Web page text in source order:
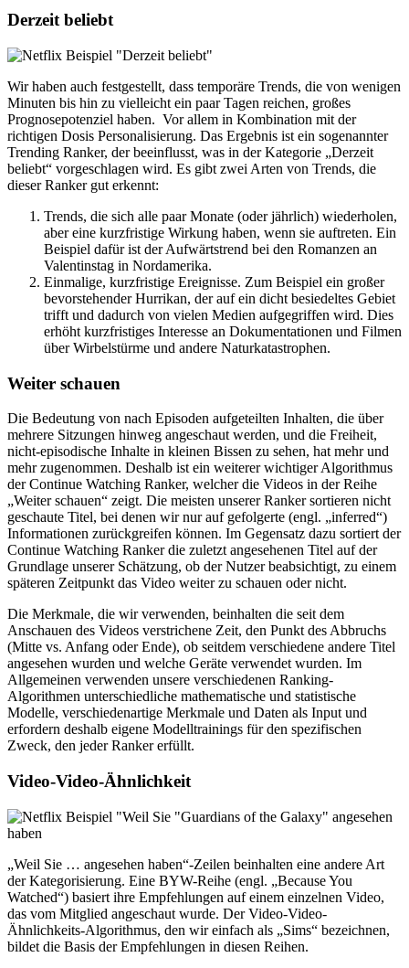
Derzeit beliebt
Wir haben auch festgestellt, dass temporäre Trends, die von wenigen
Minuten bis hin zu vielleicht ein paar Tagen reichen, großes
Prognosepotenziel haben. Vor allem in Kombination mit der
richtigen Dosis Personalisierung. Das Ergebnis ist ein sogenannter
Trending Ranker, der beeinflusst, was in der Kategorie „Derzeit
beliebt“ vorgeschlagen wird. Es gibt zwei Arten von Trends, die
dieser Ranker gut erkennt:
Trends, die sich alle paar Monate (oder jährlich) wiederholen,
aber eine kurzfristige Wirkung haben, wenn sie auftreten. Ein
Beispiel dafür ist der Aufwärtstrend bei den Romanzen an
Valentinstag in Nordamerika.
Einmalige, kurzfristige Ereignisse. Zum Beispiel ein großer
bevorstehender Hurrikan, der auf ein dicht besiedeltes Gebiet
trifft und dadurch von vielen Medien aufgegriffen wird. Dies
erhöht kurzfristiges Interesse an Dokumentationen und Filmen
über Wirbelstürme und andere Naturkatastrophen.
Weiter schauen
Die Bedeutung von nach Episoden aufgeteilten Inhalten, die über
mehrere Sitzungen hinweg angeschaut werden, und die Freiheit,
nicht-episodische Inhalte in kleinen Bissen zu sehen, hat mehr und
mehr zugenommen. Deshalb ist ein weiterer wichtiger Algorithmus
der Continue Watching Ranker, welcher die Videos in der Reihe
„Weiter schauen“ zeigt. Die meisten unserer Ranker sortieren nicht
geschaute Titel, bei denen wir nur auf gefolgerte (engl. „inferred“)
Informationen zurückgreifen können. Im Gegensatz dazu sortiert der
Continue Watching Ranker die zuletzt angesehenen Titel auf der
Grundlage unserer Schätzung, ob der Nutzer beabsichtigt, zu einem
späteren Zeitpunkt das Video weiter zu schauen oder nicht.
Die Merkmale, die wir verwenden, beinhalten die seit dem
Anschauen des Videos verstrichene Zeit, den Punkt des Abbruchs
(Mitte vs. Anfang oder Ende), ob seitdem verschiedene andere Titel
angesehen wurden und welche Geräte verwendet wurden. Im
Allgemeinen verwenden unsere verschiedenen Ranking-
Algorithmen unterschiedliche mathematische und statistische
Modelle, verschiedenartige Merkmale und Daten als Input und
erfordern deshalb eigene Modelltrainings für den spezifischen
Zweck, den jeder Ranker erfüllt.
Video-Video-Ähnlichkeit
„Weil Sie … angesehen haben“-Zeilen beinhalten eine andere Art
der Kategorisierung. Eine BYW-Reihe (engl. „Because You
Watched“) basiert ihre Empfehlungen auf einem einzelnen Video,
das vom Mitglied angeschaut wurde. Der Video-Video-
Ähnlichkeits-Algorithmus, den wir einfach als „Sims“ bezeichnen,
bildet die Basis der Empfehlungen in diesen Reihen.